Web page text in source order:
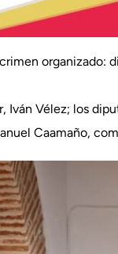
organizado:
Iván Vélez; los
Caamaño,